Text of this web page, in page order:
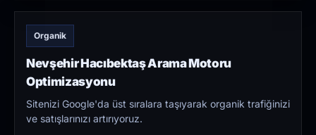
Organik
Nevşehir Hacıbektaş Arama Motoru
Optimizasyonu
Sitenizi Google'da üst sıralara taşıyarak organik trafiğinizi
ve satışlarınızı artırıyoruz.